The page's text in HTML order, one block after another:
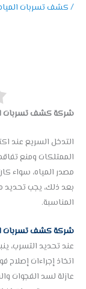
/كشف تسربات
شركة كشف تسربات
التدخل السريع عند
الممتلكات ومنع
مصدر المياه، سواء
بعد ذلك، يجب تحديد
المناسبة.
شركة كشف تسربات
عند تحديد التسرب،
اتخاذ إجراءات إصلاح
عازلة لسد الفجوات